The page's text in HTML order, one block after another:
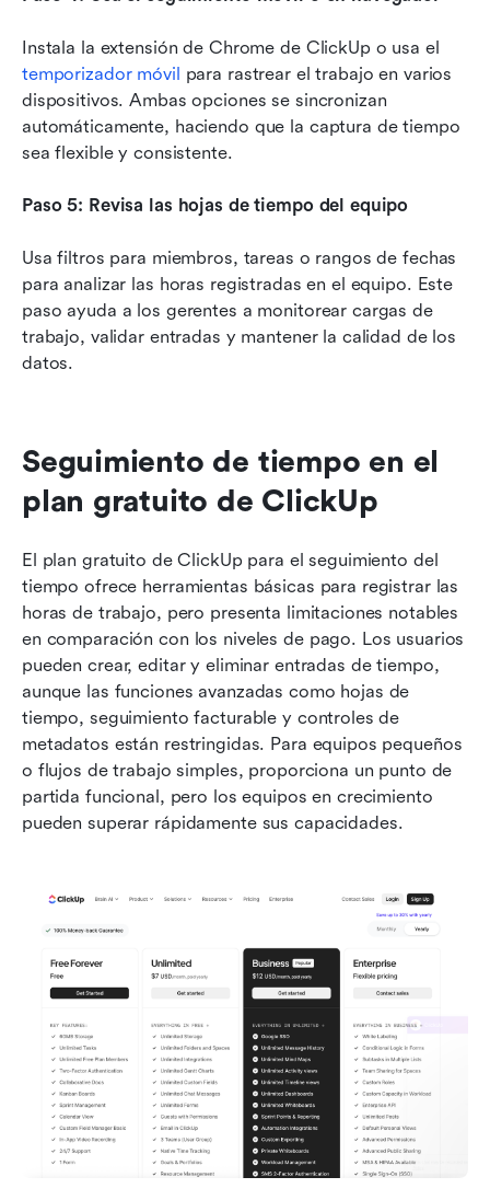
temporizador móvil para rastrear el trabajo en varios
dispositivos. Ambas opciones se sincronizan
automáticamente, haciendo que la captura de tiempo
sea flexible y consistente.
Paso 5: Revisa las hojas de tiempo del equipo
Usa filtros para miembros, tareas o rangos de fechas
para analizar las horas registradas en el equipo. Este
paso ayuda a los gerentes a monitorear cargas de
trabajo, validar entradas y mantener la calidad de los
datos.
Seguimiento de tiempo en el
plan gratuito de ClickUp
El plan gratuito de ClickUp para el seguimiento del
tiempo ofrece herramientas básicas para registrar las
horas de trabajo, pero presenta limitaciones notables
en comparación con los niveles de pago. Los usuarios
pueden crear, editar y eliminar entradas de tiempo,
aunque las funciones avanzadas como hojas de
tiempo, seguimiento facturable y controles de
metadatos están restringidas. Para equipos pequeños
o flujos de trabajo simples, proporciona un punto de
partida funcional, pero los equipos en crecimiento
pueden superar rápidamente sus capacidades.